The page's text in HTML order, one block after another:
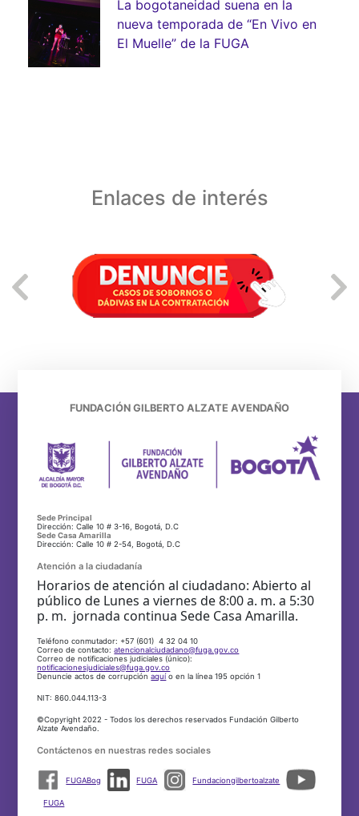
La bogotaneidad suena en la
nueva temporada de “En Vivo en
El Muelle” de la FUGA
Enlaces de interés
FUNDACIÓN GILBERTO ALZATE AVENDAÑO
Sede Principal
Dirección: Calle 10 # 3-16, Bogotá, D.C
Sede Casa Amarilla
Dirección: Calle 10 # 2-54, Bogotá, D.C
Atención a la ciudadanía
Horarios de atención al ciudadano: Abierto al
público de Lunes a viernes de 8:00 a. m. a 5:30
p. m. jornada continua Sede Casa Amarilla.
Teléfono conmutador: +57 (601) 4 32 04 10
Correo de contacto:atencionalciudadano@fuga.gov.co
Correo de notificaciones judiciales (único):
notificacionesjudiciales@fuga.gov.co
Denuncie actos de corrupciónaquío en la línea 195 opción 1
NIT: 860.044.113-3
©Copyright 2022 - Todos los derechos reservados Fundación Gilberto
Alzate Avendaño.
Contáctenos en nuestras redes sociales
FUGABog FUGA Fundaciongilbertoalzate
FUGA